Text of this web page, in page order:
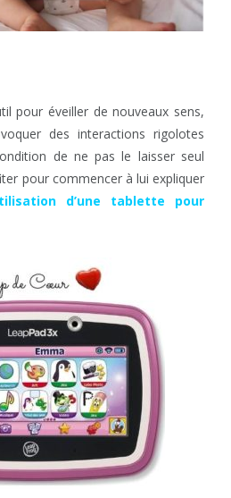
pour éveiller de nouveaux sens,
des interactions rigolotes
de ne pas le laisser seul
pour commencer à lui expliquer
d’une tablette pour